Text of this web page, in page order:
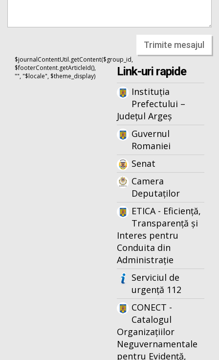
Trimite mesajul
$journalContentUtil.getContent($group_id,
$footerContent.getArticleId(),
"", "$locale", $theme_display)
Link-uri rapide
Instituția
Prefectului –
Județul Argeș
Guvernul
Romaniei
Senat
Camera
Deputaților
ETICA - Eficiență,
Transparență și
Interes pentru
Conduita din
Administrație
Serviciul de
urgență 112
CONECT -
Catalogul
Organizațiilor
Neguvernamentale
pentru Evidență,